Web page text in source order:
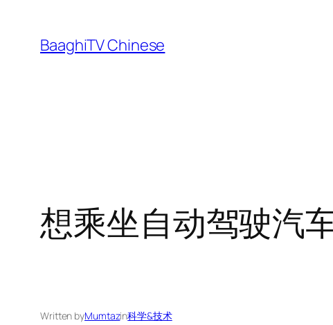
content
BaaghiTV Chinese
想乘坐自动驾驶汽
Written byMumtazin科学&技术